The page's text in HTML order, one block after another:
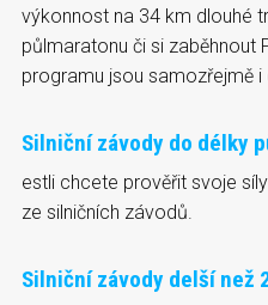
výkonnost na 34 km dlouhé
půlmaratonu či si zaběhnout
programu jsou samozřejmě i
Silniční závody do délky
estli chcete prověřit svoje
ze silničních závodů.
Silniční závody delší než